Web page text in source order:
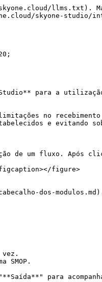
llms.txt).
skyone-studio/
para a
no
e evitando
de um fluxo. Após
figcaption></figure>
dos-
SMOP.
para